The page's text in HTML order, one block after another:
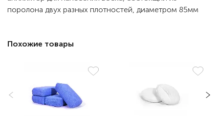
поролона двух разных плотностей, диаметром 85мм
Похожие товары